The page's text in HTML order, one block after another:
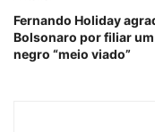
Fernando Holiday
Bolsonaro por filiar um
negro “meio viado”